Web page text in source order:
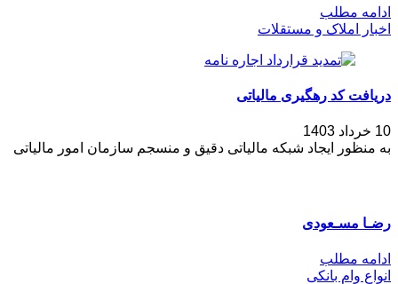
ادامه مطلب
اخبار املاک و مستقلات
دریافت کد رهگیری مالیاتی
10 خرداد 1403
به منظور ایجاد شبکه مالیاتی دقیق و منسجم سازمان امور مالیاتی
رضـا مسـعودی
ادامه مطلب
انواع وام بانکی